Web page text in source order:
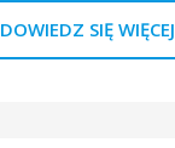
DOWIEDZ SIĘ WIĘCEJ